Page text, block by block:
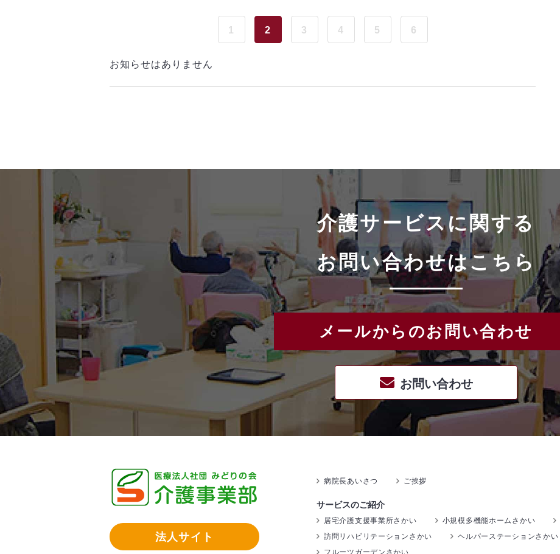
1 2 3 4 5 6
お知らせはありません
介護サービスに関する
お問い合わせはこちら
メールからのお問い合わせ
お問い合わせ
法人サイト
病院長あいさつ ご挨拶
サービスのご紹介
居宅介護支援事業所さかい 小規模多機能ホームさかい
訪問リハビリテーションさかい
ヘルパーステーションさかい
フルーツガーデンさかい